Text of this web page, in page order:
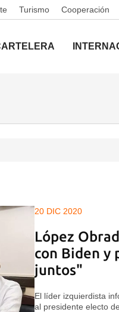
Turismo Cooperación
20 DIC 2020
López
con Biden
juntos"
El líder izquierdista
al presidente electo